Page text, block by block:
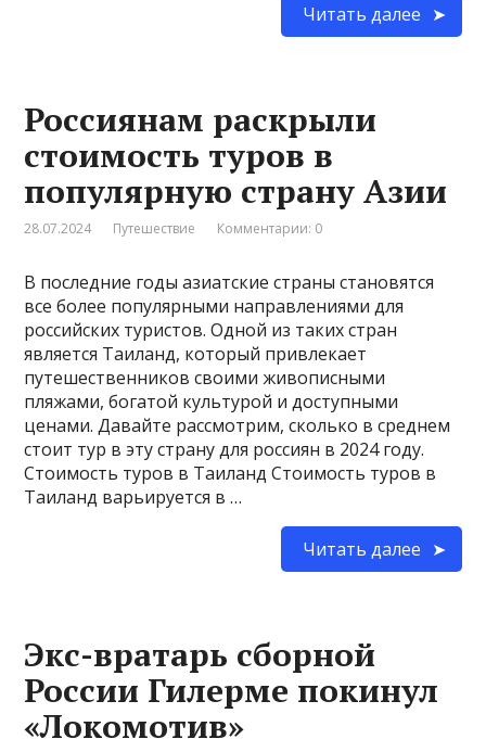
Читать далее
Россиянам раскрыли
стоимость туров в
популярную страну Азии
28.07.2024 Путешествие Комментарии: 0
В последние годы азиатские страны становятся
все более популярными направлениями для
российских туристов. Одной из таких стран
является Таиланд, который привлекает
путешественников своими живописными
пляжами, богатой культурой и доступными
ценами. Давайте рассмотрим, сколько в среднем
стоит тур в эту страну для россиян в 2024 году.
Стоимость туров в Таиланд Стоимость туров в
Таиланд варьируется в …
Читать далее
Экс-вратарь сборной
России Гилерме покинул
«Локомотив»